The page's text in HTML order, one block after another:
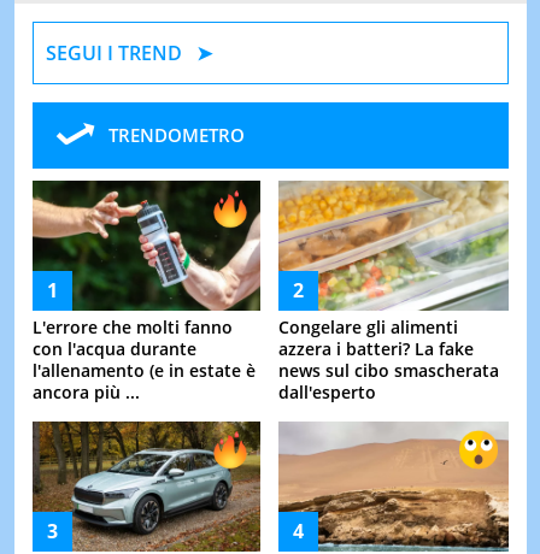
SEGUI I TREND
TRENDOMETRO
L'errore che molti fanno
con l'acqua durante
l'allenamento (e in estate è
ancora più ...
Congelare gli alimenti
azzera i batteri? La fake
news sul cibo smascherata
dall'esperto